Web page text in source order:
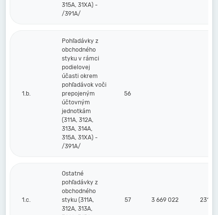
315A, 31XA) -
/391A/
1.b.
Pohľadávky z
obchodného
styku v rámci
podielovej
účasti okrem
pohľadávok voči
prepojeným
účtovným
jednotkám
(311A, 312A,
313A, 314A,
315A, 31XA) -
/391A/
56
1.c.
Ostatné
pohľadávky z
obchodného
styku (311A,
312A, 313A,
57 3 669 022 231